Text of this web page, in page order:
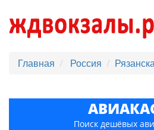
Главная Россия
Поиск дешёвых